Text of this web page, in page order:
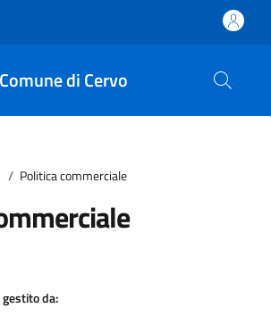
Comune di Cervo
/ Politica commerciale
da: